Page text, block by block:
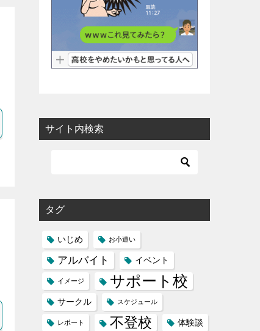
サイト内検索
タグ
いじめ お小遣い
アルバイト イベント
イメージ サポート校
サークル スケジュール
レポート 不登校 体験談